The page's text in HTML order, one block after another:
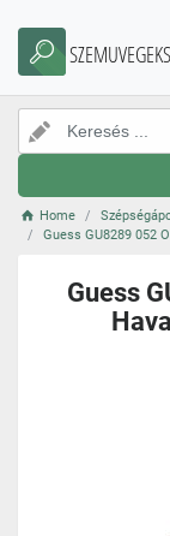
Home
Guess GU8289 052
Guess